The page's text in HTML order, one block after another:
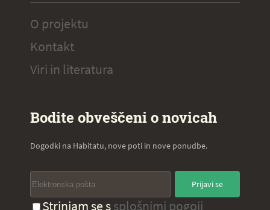
O projektu
Kontakt
Viri in literatura
Bodite obveščeni o novicah
Dogodki na Habitatu, nove poti in nove ponudbe.
Prijavi se
Strinjam se ssplošnimi pogoji